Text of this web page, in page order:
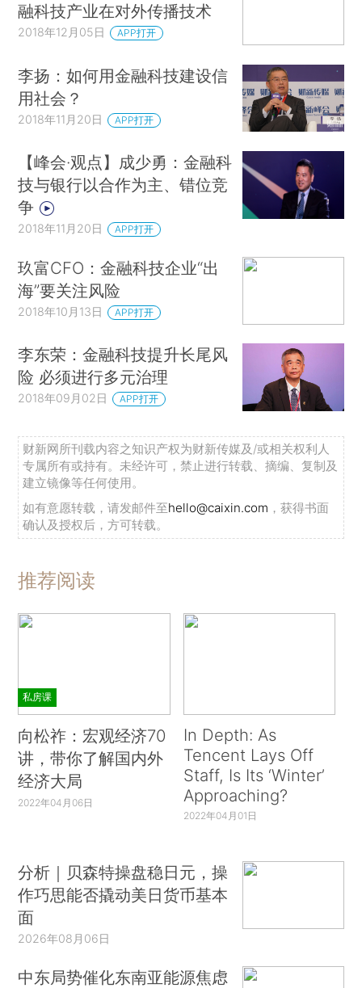
融科技产业在对外传播技术
2018年12月05日 APP打开
李扬：如何用金融科技建设信
用社会？
2018年11月20日 APP打开
【峰会·观点】成少勇：金融科
技与银行以合作为主、错位竞
争
2018年11月20日 APP打开
玖富CFO：金融科技企业“出
海”要关注风险
2018年10月13日 APP打开
李东荣：金融科技提升长尾风
险 必须进行多元治理
2018年09月02日 APP打开
财新网所刊载内容之知识产权为财新传媒及/或相关权利人
专属所有或持有。未经许可，禁止进行转载、摘编、复制及
建立镜像等任何使用。
如有意愿转载，请发邮件至hello@caixin.com ，获得书面
确认及授权后，方可转载。
推荐阅读
私房课
向松祚：宏观经济70
讲，带你了解国内外
经济大局
2022年04月06日
In Depth: As
Tencent Lays Off
Staff, Is Its ‘Winter’
Approaching?
2022年04月01日
分析｜贝森特操盘稳日元，操
作巧思能否撬动美日货币基本
面
2026年08月06日
中东局势催化东南亚能源焦虑